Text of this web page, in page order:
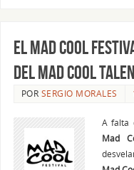
El Mad Cool
del Mad Cool
POR SERGIO MORALES
A falta
Mad